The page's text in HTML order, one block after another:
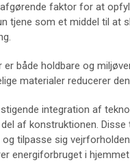
faktor for at
tjene som et middel til
er både holdbare og
materialer reducerer
integration af
af konstruktionen.
og tilpasse sig
energiforbruget i